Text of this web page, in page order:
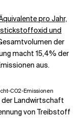
pro Jahr,
und
der
macht 15,4% der
aus.
CO2-Emissionen
der Landwirtschaft
von Treibstoff